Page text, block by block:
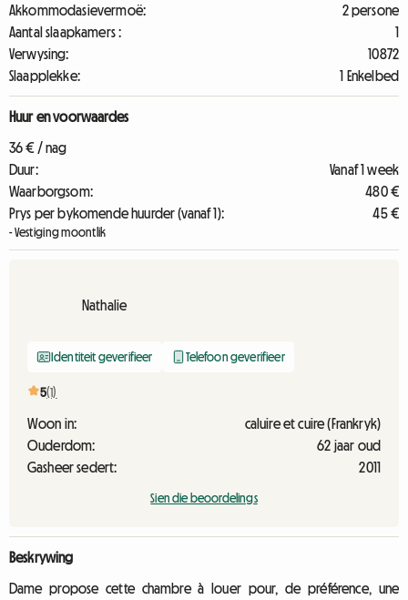
Akkommodasievermoë:
2 persone
Aantal slaapkamers :
1
Verwysing:
10872
Slaapplekke:
1 Enkelbed
Huur en voorwaardes
36 € / nag
Duur:
Vanaf 1 week
Waarborgsom:
480 €
Prys per bykomende huurder (vanaf 1):
45 €
- Vestiging moontlik
Nathalie
Identiteit geverifieer Telefoon geverifieer
5(1)
Woon in:
caluire et cuire (Frankryk)
Ouderdom:
62 jaar oud
Gasheer sedert:
2011
Sien die beoordelings
Beskrywing
Dame propose cette chambre à louer pour, de préférence, une